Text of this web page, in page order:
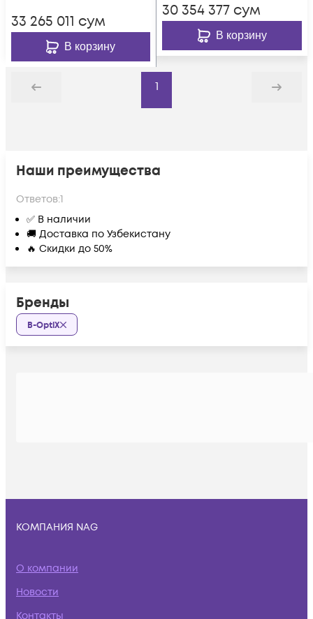
мощностью
33 265 011 сум
В корзину
30 354 377 сум
В корзину
Назад
1
Дальше
Наши преимущества
Ответов:1
✅ В наличии
🚚 Доставка по Узбекистану
🔥 Скидки до 50%
Бренды
B-OptiX
КОМПАНИЯ NAG
О компании
Новости
Контакты